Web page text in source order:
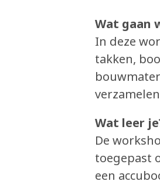
Wat gaan
In deze
takken,
Wat leer
De
toegepast
een